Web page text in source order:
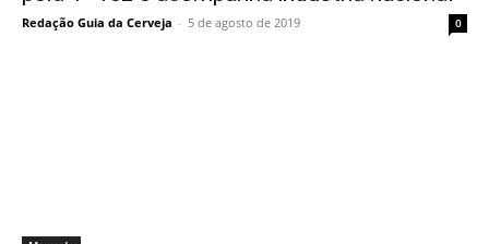
Redação Guia da Cerveja - 5 de agosto de 2019 0